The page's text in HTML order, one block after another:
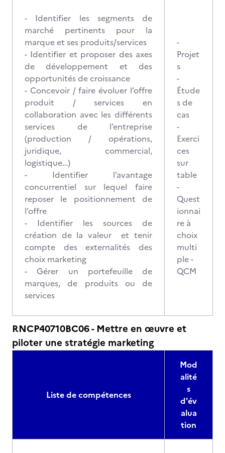
- Identifier les segments de
marché pertinents pour la
marque et ses produits/services
- Identifier et proposer des axes
de développement et des
opportunités de croissance
- Concevoir / faire évoluer l’offre
produit / services en
collaboration avec les différents
services de l’entreprise
(production / opérations,
juridique, commercial,
logistique…)
- Identifier l’avantage
concurrentiel sur lequel faire
reposer le positionnement de
l’offre
- Identifier les sources de
création de la valeur et tenir
compte des externalités des
choix marketing
- Gérer un portefeuille de
marques, de produits ou de
services
-
Projet
s
-
Étude
s de
cas
-
Exerci
ces
sur
table
-
Quest
ionnai
re à
choix
multi
ple -
QCM
RNCP40710BC06 - Mettre en œuvre et
piloter une stratégie marketing
Liste de compétences
Mod
alité
s
d'év
alua
tion